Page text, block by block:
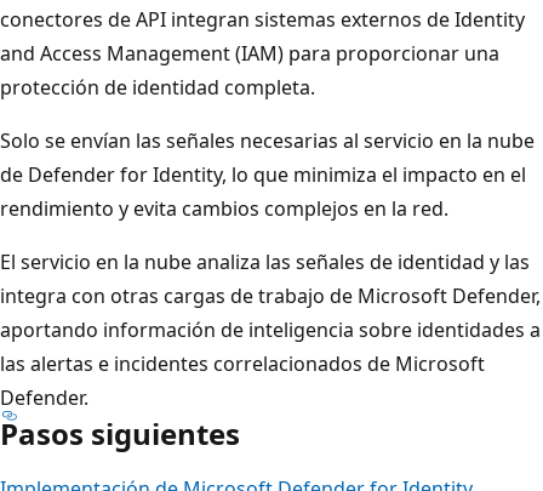
conectores de API integran sistemas externos de Identity
and Access Management (IAM) para proporcionar una
protección de identidad completa.
Solo se envían las señales necesarias al servicio en la nube
de Defender for Identity, lo que minimiza el impacto en el
rendimiento y evita cambios complejos en la red.
El servicio en la nube analiza las señales de identidad y las
integra con otras cargas de trabajo de Microsoft Defender,
aportando información de inteligencia sobre identidades a
las alertas e incidentes correlacionados de Microsoft
Defender.
Pasos siguientes